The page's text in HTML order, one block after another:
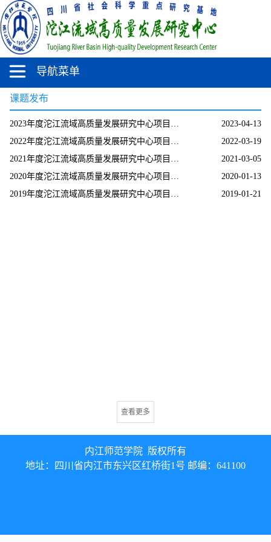
导航菜单
课题发布
2023-04-13
2023年度沱江流域高质量发展研究中心项目申报公告
2022-03-19
2022年度沱江流域高质量发展研究中心项目申报公告
2021-03-05
2021年度沱江流域高质量发展研究中心项目申报公告
2020-01-13
2020年度沱江流域高质量发展研究中心项目申报公告
2019-01-21
2019年度沱江流域高质量发展研究中心项目申报公告
查看更多
内江师范学院 版权所有
地址：四川省内江市东兴区红桥街1号 邮编：641100